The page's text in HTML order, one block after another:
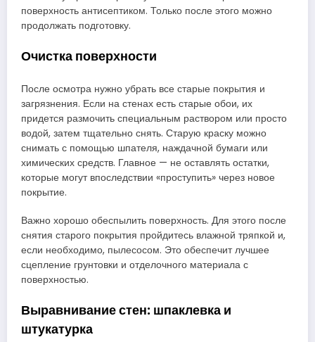
поверхность антисептиком. Только после этого можно
продолжать подготовку.
Очистка поверхности
После осмотра нужно убрать все старые покрытия и
загрязнения. Если на стенах есть старые обои, их
придется размочить специальным раствором или просто
водой, затем тщательно снять. Старую краску можно
снимать с помощью шпателя, наждачной бумаги или
химических средств. Главное — не оставлять остатки,
которые могут впоследствии «проступить» через новое
покрытие.
Важно хорошо обеспылить поверхность. Для этого после
снятия старого покрытия пройдитесь влажной тряпкой и,
если необходимо, пылесосом. Это обеспечит лучшее
сцепление грунтовки и отделочного материала с
поверхностью.
Выравнивание стен: шпаклевка и
штукатурка